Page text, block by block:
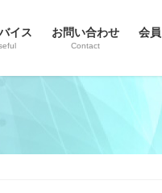
イス お問い合わせ
Contact
会